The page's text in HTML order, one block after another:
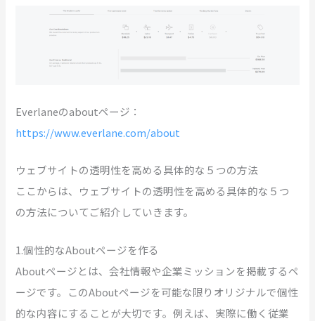
Everlaneのaboutページ：
https://www.everlane.com/about
ウェブサイトの透明性を高める具体的な５つの方法
ここからは、ウェブサイトの透明性を高める具体的な５つ
の方法についてご紹介していきます。
1.個性的なAboutページを作る
Aboutページとは、会社情報や企業ミッションを掲載するペ
ージです。このAboutページを可能な限りオリジナルで個性
的な内容にすることが大切です。例えば、実際に働く従業